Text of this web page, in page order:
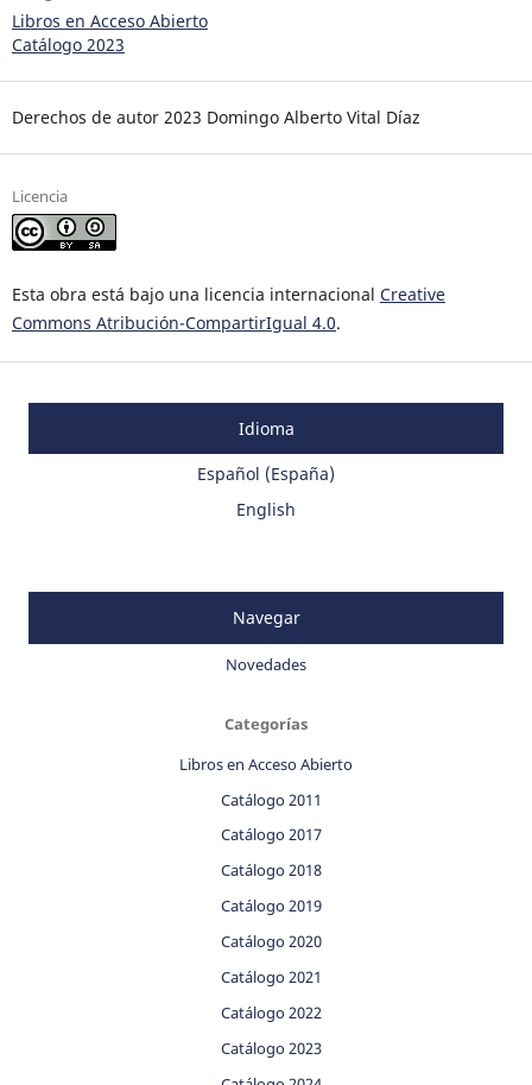
Libros en Acceso Abierto
Catálogo 2023
Derechos de autor 2023 Domingo Alberto Vital Díaz
Licencia
Esta obra está bajo una licencia internacional Creative
Commons Atribución-CompartirIgual 4.0.
Idioma
Español (España)
English
Navegar
Novedades
Categorías
Libros en Acceso Abierto
Catálogo 2011
Catálogo 2017
Catálogo 2018
Catálogo 2019
Catálogo 2020
Catálogo 2021
Catálogo 2022
Catálogo 2023